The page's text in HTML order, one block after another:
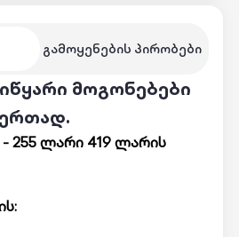
გამოყენების პირობები
მოგონებები
- 255 ლარი 419 ლარის